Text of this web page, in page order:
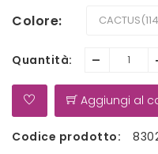
Colore
Quantità: -
Aggiungi al
Codice prodotto: